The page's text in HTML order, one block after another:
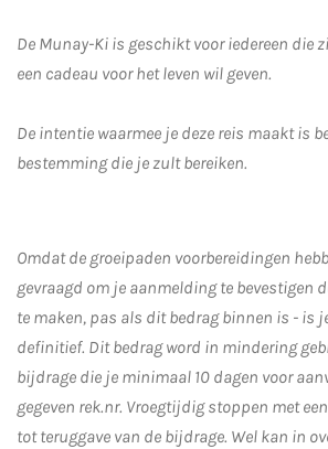
De Munay-Ki is geschikt voor iedereen die
een cadeau voor het leven wil geven.
De intentie waarmee je deze reis maakt is
bestemming die je zult bereiken.
Omdat de groeipaden voorbereidingen
gevraagd om je aanmelding te bevestigen
te maken, pas als dit bedrag binnen is - is
definitief. Dit bedrag word in mindering
bijdrage die je minimaal 10 dagen voor
gegeven rek.nr. Vroegtijdig stoppen met
tot teruggave van de bijdrage. Wel kan in